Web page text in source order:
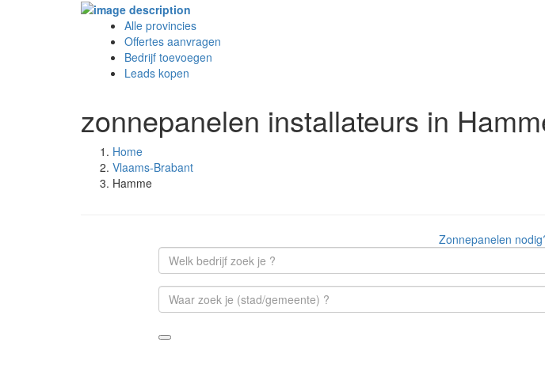
Alle provincies
Offertes aanvragen
Bedrijf toevoegen
Leads kopen
zonnepanelen installateurs in
Home
Vlaams-Brabant
Hamme
Zonnepanelen